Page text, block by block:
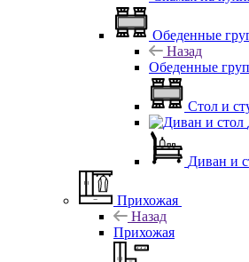
Обеденные
Назад
Обеденные
Стол и
Диван и
Прихожая
Назад
Прихожая